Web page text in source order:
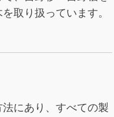
取り扱っています。
にあり、すべての製